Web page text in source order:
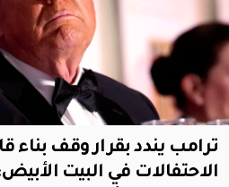
ترامب يندد بقرار وقف بناء
الاحتفالات في البيت